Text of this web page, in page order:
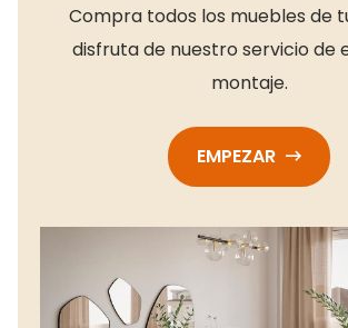
Compra todos los muebles de
disfruta de nuestro servicio de
montaje.
EMPEZAR